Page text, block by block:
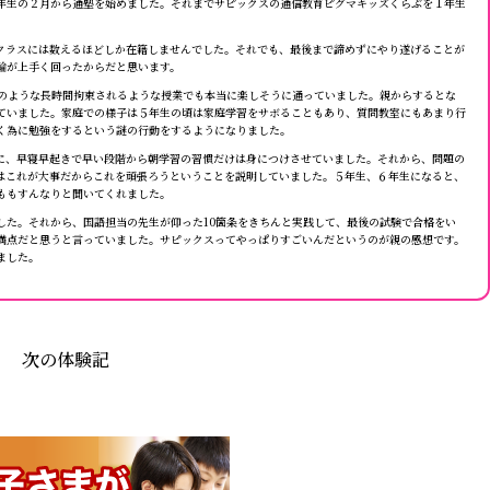
スには数えるほどしか在籍しませんでした。それでも、最後まで諦めずにやり遂げることが
上手く回ったからだと思います。
うな長時間拘束されるような授業でも本当に楽しそうに通っていました。親からするとな
ました。家庭での様子は５年生の頃は家庭学習をサボることもあり、質問教室にもあまり行
に勉強をするという謎の行動をするようになりました。
早寝早起きで早い段階から朝学習の習慣だけは身につけさせていました。それから、問題の
が大事だからこれを頑張ろうということを説明していました。５年生、６年生になると、
すんなりと聞いてくれました。
。それから、国語担当の先生が仰った10箇条をきちんと実践して、最後の試験で合格をい
だと思うと言っていました。サピックスってやっぱりすごいんだというのが親の感想です。
た。
次の体験記